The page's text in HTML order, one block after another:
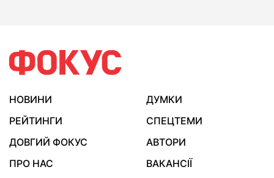
НОВИНИ
ДУМКИ
РЕЙТИНГИ
СПЕЦТЕМИ
ДОВГИЙ ФОКУС
АВТОРИ
ПРО НАС
ВАКАНСІЇ